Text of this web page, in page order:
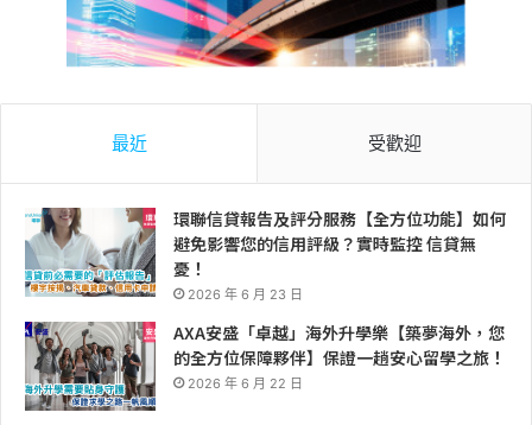
最近 受歡迎
環聯信貸報告及評分服務【全方位功能】如何
避免影響您的信用評級？實時監控 信貸無
憂！
2026 年 6 月 23 日
AXA安盛「卓越」海外升學樂【築夢海外，您
的全方位保障夥伴】保證一趟安心留學之旅！
2026 年 6 月 22 日